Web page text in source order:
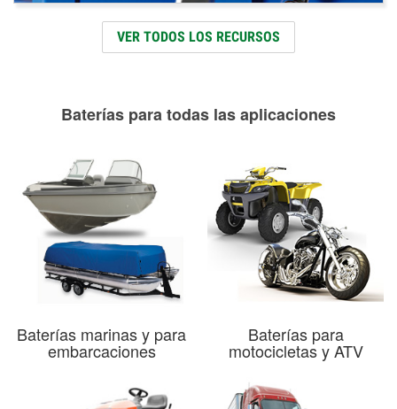
VER TODOS LOS RECURSOS
Baterías para todas las aplicaciones
Baterías marinas y para
embarcaciones
Baterías para
motocicletas y ATV